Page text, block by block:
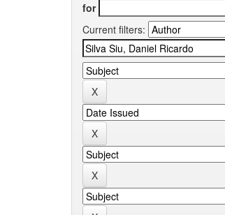
for
Current filters: